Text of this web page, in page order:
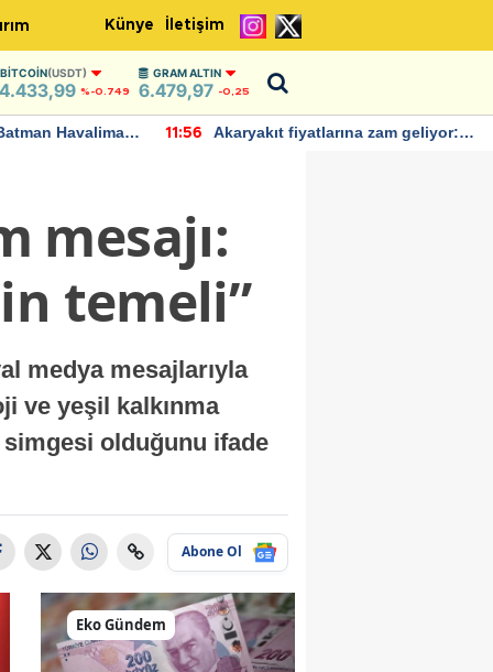
Künye İletişim
BITCOIN(USDT)
%-0.749
GRAM ALTIN
6.479,97 -0,25
Havalimanı
11:56
Akaryakıt fiyatlarına zam geliyor:
mesajı:
temeli”
medya mesajlarıyla
ve yeşil kalkınma
simgesi olduğunu ifade
Abone Ol
Eko Gündem